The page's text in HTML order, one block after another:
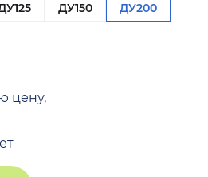
ДУ150
ДУ200
цену,